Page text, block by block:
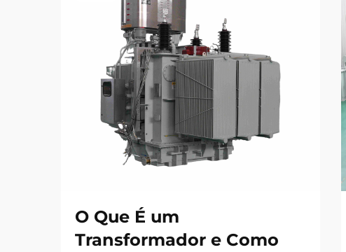
O Que É um
Transformador e Como